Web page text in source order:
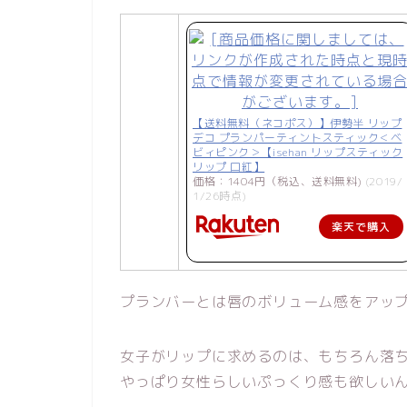
【送料無料（ネコポス）】伊勢半 リップ
デコ プランパーティントスティック＜ベ
ビィピンク＞【isehan リップスティック
リップ 口紅】
価格：1404円（税込、送料無料) (2019/
1/26時点)
楽天で購入
プランバーとは唇のボリューム感をアッ
女子がリップに求めるのは、もちろん落
やっぱり女性らしいぷっくり感も欲しい